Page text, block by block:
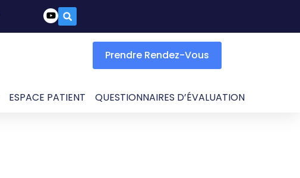
Prendre Rendez-Vous
ESPACE PATIENT QUESTIONNAIRES D’ÉVALUATION